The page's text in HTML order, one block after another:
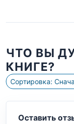
ЧТО ВЫ
КНИГЕ?
Оставить